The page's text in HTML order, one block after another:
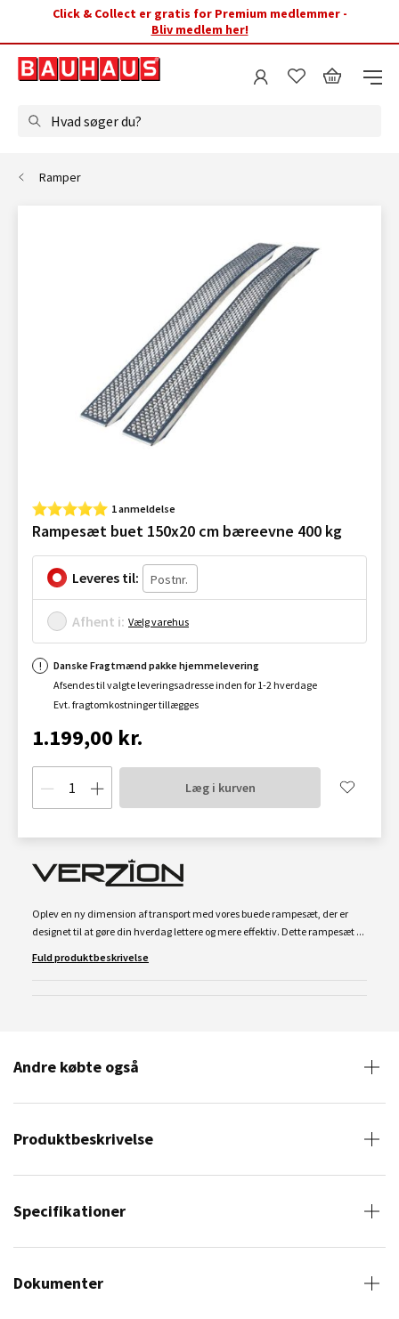
Click & Collect er gratis for Premium medlemmer -
Bliv medlem her!
Hvad søger du?
Ramper
1 anmeldelse
Rampesæt buet 150x20 cm bæreevne 400 kg
Leveres til:
Afhent i: Vælg varehus
Danske Fragtmænd pakke hjemmelevering
Afsendes til valgte leveringsadresse inden for 1-2 hverdage
Evt. fragtomkostninger tillægges
1.199,00 kr.
Læg i kurven
Oplev en ny dimension af transport med vores buede rampesæt, der er
designet til at gøre din hverdag lettere og mere effektiv. Dette rampesæt ...
Fuld produktbeskrivelse
Andre købte også
Produktbeskrivelse
Specifikationer
Dokumenter